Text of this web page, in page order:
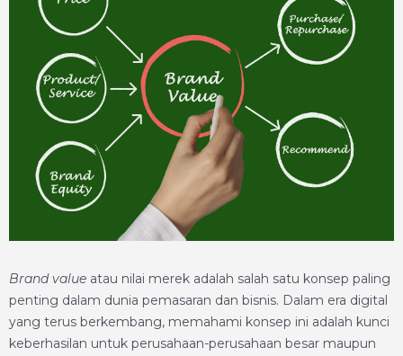
Brand value atau nilai merek adalah salah satu konsep paling
penting dalam dunia pemasaran dan bisnis. Dalam era digital
yang terus berkembang, memahami konsep ini adalah kunci
keberhasilan untuk perusahaan-perusahaan besar maupun